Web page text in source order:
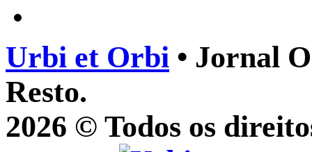
Urbi et Orbi • Jornal
Resto.
2026 © Todos os